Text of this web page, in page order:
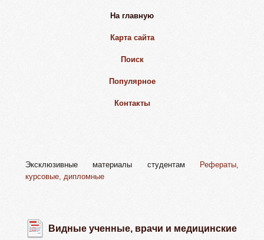
На главную
Карта сайта
Поиск
Популярное
Контакты
Эксклюзивные материалы студентам
Рефераты,
курсовые, дипломные
Видные ученные, врачи и медицинские